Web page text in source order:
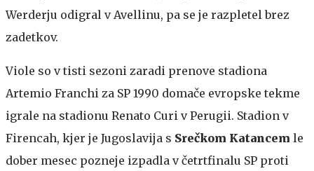
Werderju odigral v Avellinu, pa se je razpletel brez
zadetkov.
Viole so v tisti sezoni zaradi prenove stadiona
Artemio Franchi za SP 1990 domače evropske tekme
igrale na stadionu Renato Curi v Perugii. Stadion v
Firencah, kjer je Jugoslavija s Srečkom Katancem le
dober mesec pozneje izpadla v četrtfinalu SP proti